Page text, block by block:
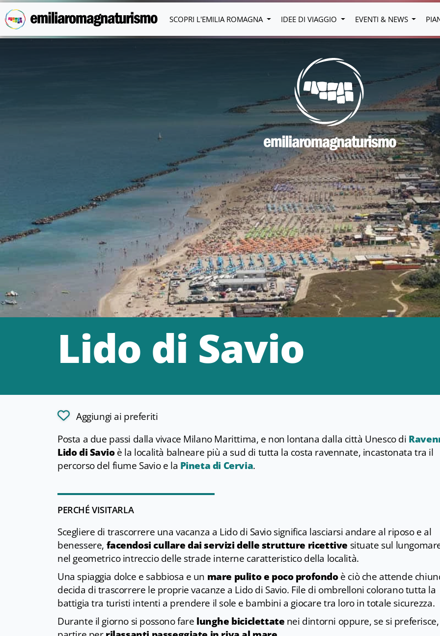
Vai al contenuto principale
SCOPRI L'EMILIA ROMAGNA IDEE DI VIAGGIO EVENTI & NEWS
Lido di Savio
Aggiungi ai preferiti
Posta a due passi dalla vivace Milano Marittima, e non lontana dalla città Unesco di
Lido di Savioè la località balneare più a sud di tutta la costa ravennate, incastonata tra il
percorso del fiume Savio e la Pineta di Cervia.
PERCHÉ VISITARLA
Scegliere di trascorrere una vacanza a Lido di Savio significa lasciarsi andare al riposo e al
benessere, facendosi cullare dai servizi delle strutture ricettive situate sul
nel geometrico intreccio delle strade interne caratteristico della località.
Una spiaggia dolce e sabbiosa e un mare pulito e poco profondoè ciò che attende
decida di trascorrere le proprie vacanze a Lido di Savio. File di ombrelloni colorano tutta la
battigia tra turisti intenti a prendere il sole e bambini a giocare tra loro in totale sicurezza.
Durante il giorno si possono fare lunghe biciclettate nei dintorni oppure, se si preferisce,